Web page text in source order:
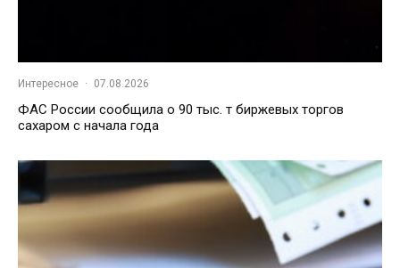
Интересное · 07.08.2026
ФАС России сообщила о 90 тыс. т биржевых торгов
сахаром с начала года